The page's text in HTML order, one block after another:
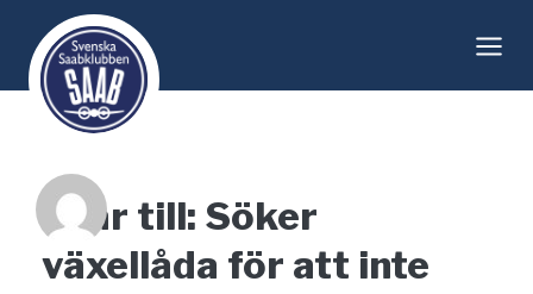
content
Svar till: Söker
växellåda för att inte